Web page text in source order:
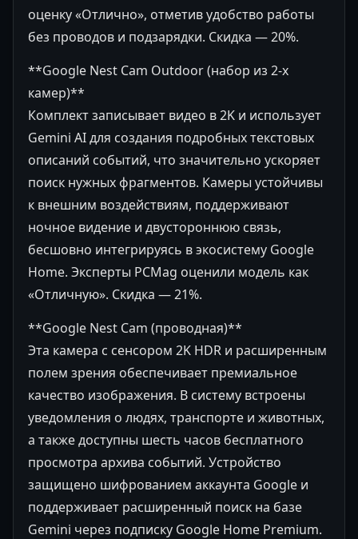
оценку «Отлично», отметив удобство работы
без проводов и подзарядки. Скидка — 20%.
**Google Nest Cam Outdoor (набор из 2-х
камер)**
Комплект записывает видео в 2K и использует
Gemini AI для создания подробных текстовых
описаний событий, что значительно ускоряет
поиск нужных фрагментов. Камеры устойчивы
к внешним воздействиям, поддерживают
ночное видение и двустороннюю связь,
бесшовно интегрируясь в экосистему Google
Home. Эксперты PCMag оценили модель как
«Отличную». Скидка — 21%.
**Google Nest Cam (проводная)**
Эта камера с сенсором 2K HDR и расширенным
полем зрения обеспечивает премиальное
качество изображения. В систему встроены
уведомления о людях, транспорте и животных,
а также доступны шесть часов бесплатного
просмотра архива событий. Устройство
защищено шифрованием аккаунта Google и
поддерживает расширенный поиск на базе
Gemini через подписку Google Home Premium.